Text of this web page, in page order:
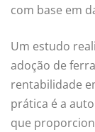
com base em
Um estudo
adoção de
rentabilidade
prática é a
que